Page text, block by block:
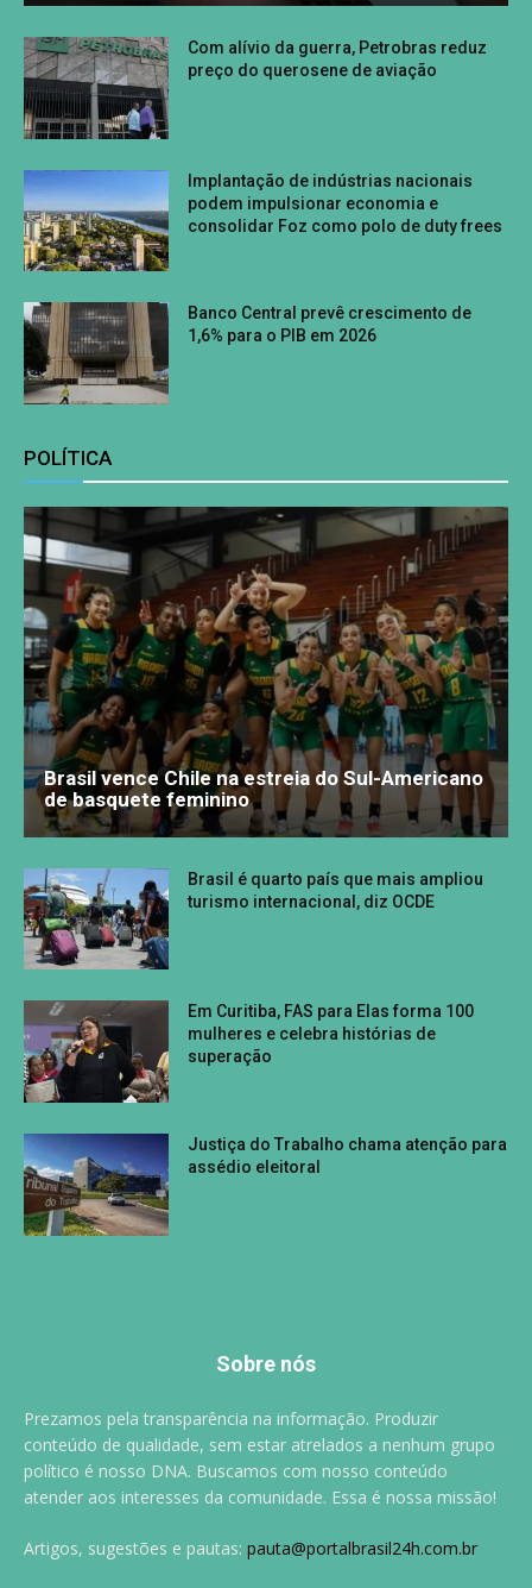
Com alívio da guerra, Petrobras reduz
preço do querosene de aviação
Implantação de indústrias nacionais
podem impulsionar economia e
consolidar Foz como polo de duty frees
Banco Central prevê crescimento de
1,6% para o PIB em 2026
POLÍTICA
Brasil vence Chile na estreia do Sul-Americano
de basquete feminino
Brasil é quarto país que mais ampliou
turismo internacional, diz OCDE
Em Curitiba, FAS para Elas forma 100
mulheres e celebra histórias de
superação
Justiça do Trabalho chama atenção para
assédio eleitoral
Sobre nós
Prezamos pela transparência na informação. Produzir
conteúdo de qualidade, sem estar atrelados a nenhum grupo
político é nosso DNA. Buscamos com nosso conteúdo
atender aos interesses da comunidade. Essa é nossa missão!
Artigos, sugestões e pautas: pauta@portalbrasil24h.com.br